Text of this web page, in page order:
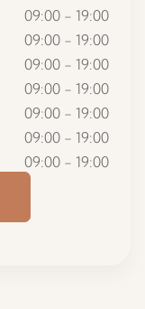
09:00 - 19:00
09:00 - 19:00
09:00 - 19:00
09:00 - 19:00
09:00 - 19:00
09:00 - 19:00
09:00 - 19:00